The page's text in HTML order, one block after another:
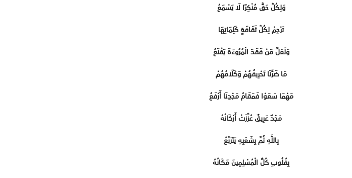
وَلِكُلِّ حَقٍّ مُنْكِرًا لَا يَسْمَعُ
تَرْجِمْ لِكُلِّ ثَقَافَةٍ كَلِمَاتِهَا
وَلَعَلَّ مَنْ فَقَدَ الْمُرُوءَةَ يَقْنَعُ
مَا ضَرَّنَا تَحْرِيفُهُمْ وَكَلَامُهُمْ
مَهْمَا سَعَوْا فَمَقَامُ مَجْدِنَا أَرْفَعُ
مَجْدٌ عَرِيقٌ عُزِّزَتْ أَرْكَانُهُ
بِاللَّهِ ثُمَّ بِشَعْبِهِ يَتَرَبَّعُ
بِقُلُوبِ كُلِّ الْمُسْلِمِينَ مَكَانُهُ